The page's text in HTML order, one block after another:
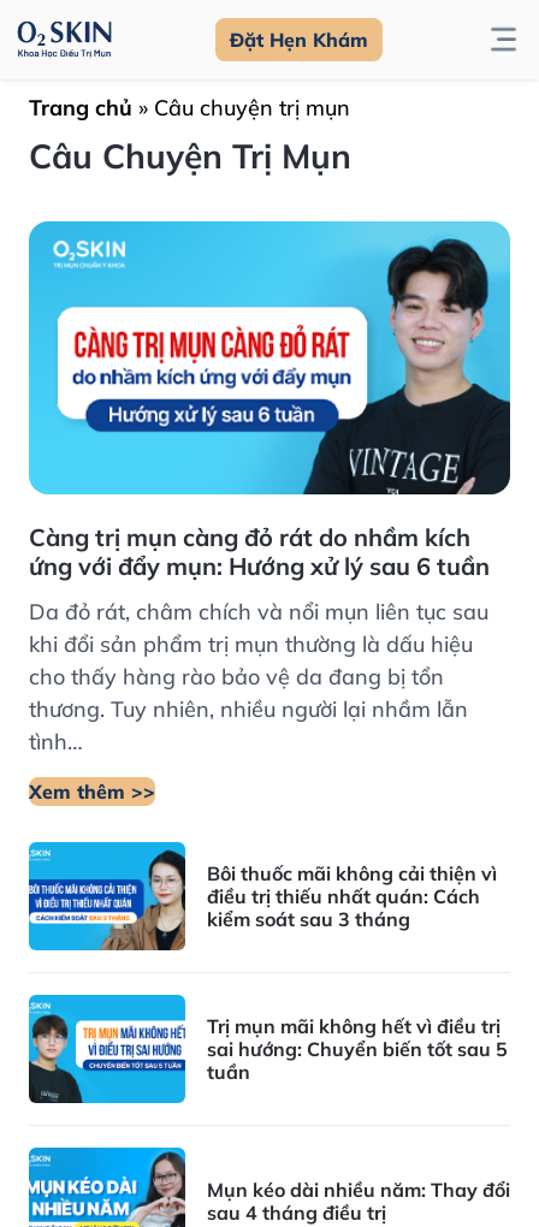
Đặt Hẹn Khám
Trang chủ » Câu chuyện trị mụn
Câu Chuyện Trị Mụn
Càng trị mụn càng đỏ rát do nhầm kích
ứng với đẩy mụn: Hướng xử lý sau 6 tuần
Da đỏ rát, châm chích và nổi mụn liên tục sau
khi đổi sản phẩm trị mụn thường là dấu hiệu
cho thấy hàng rào bảo vệ da đang bị tổn
thương. Tuy nhiên, nhiều người lại nhầm lẫn
tình…
Xem thêm >>
Bôi thuốc mãi không cải thiện vì
điều trị thiếu nhất quán: Cách
kiểm soát sau 3 tháng
Trị mụn mãi không hết vì điều trị
sai hướng: Chuyển biến tốt sau 5
tuần
Mụn kéo dài nhiều năm: Thay đổi
sau 4 tháng điều trị